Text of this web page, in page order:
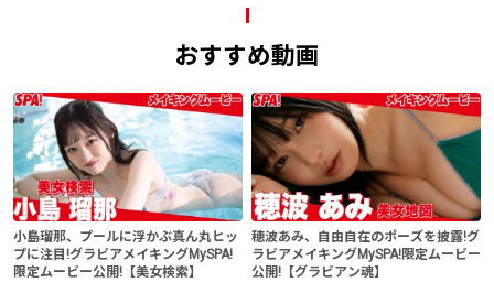
おすすめ動画
小島瑠那、プールに浮かぶ真ん丸ヒッ
プに注目!グラビアメイキングMySPA!
限定ムービー公開!【美女検索】
穂波あみ、自由自在のポーズを披露!グ
ラビアメイキングMySPA!限定ムービー
公開!【グラビアン魂】